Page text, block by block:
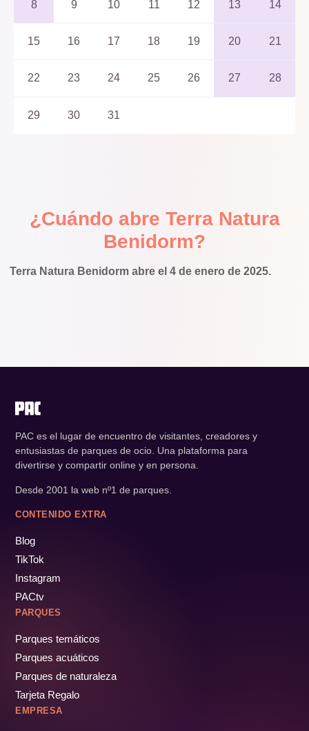
8 9 10 11 12 13 14
15 16 17 18 19 20 21
22 23 24 25 26 27 28
29 30 31
¿Cuándo abre Terra Natura
Benidorm?
Terra Natura Benidorm abre el 4 de enero de 2025.
PAC es el lugar de encuentro de visitantes, creadores y
entusiastas de parques de ocio. Una plataforma para
divertirse y compartir online y en persona.
Desde 2001 la web nº1 de parques.
CONTENIDO EXTRA
Blog
TikTok
Instagram
PACtv
PARQUES
Parques temáticos
Parques acuáticos
Parques de naturaleza
Tarjeta Regalo
EMPRESA